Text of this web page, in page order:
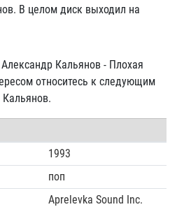
В целом диск выходил на
Кальянов - Плохая
относитесь к следующим
1993
поп
Aprelevka Sound Inc.